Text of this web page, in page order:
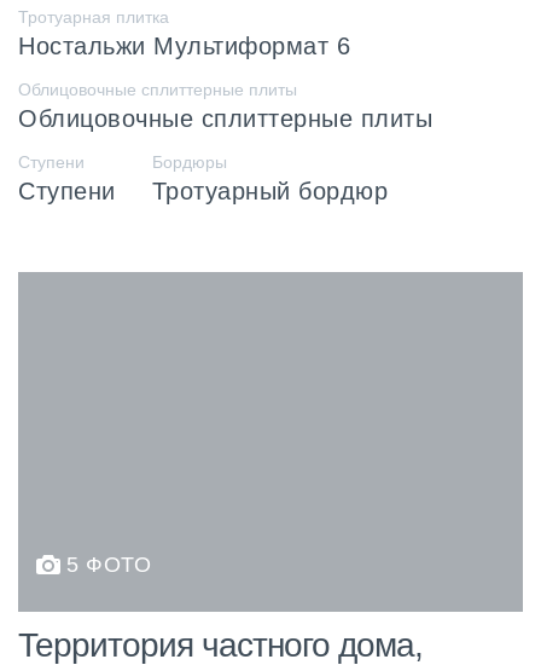
Тротуарная плитка
Ностальжи Мультиформат 6
Облицовочные сплиттерные плиты
Облицовочные сплиттерные плиты
Ступени
Ступени
Бордюры
Тротуарный бордюр
5 ФОТО
Территория частного дома,